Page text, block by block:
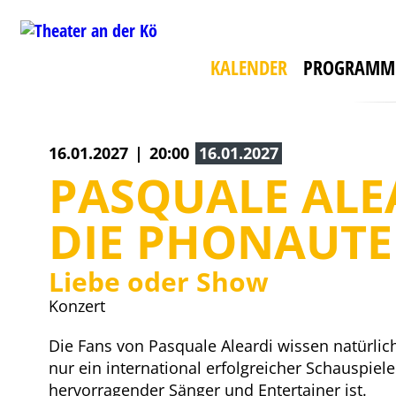
KALENDER PROGRAMM
mit WILLI THOMCZYK, DANA GOLOMBEK VON
HEINERSDORFF u. a.
Die Camper sind zurück!
16.01.2027
20:00 16.01.2027
PASQUALE
DIE
Liebe oder Show
Konzert
Die Fans von Pasquale Aleardi wissen
nur ein international erfolgreicher
hervorragender Sänger und Entertainer ist.